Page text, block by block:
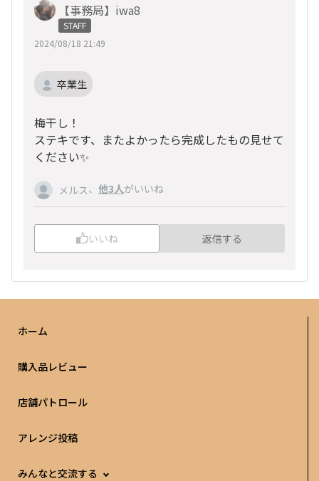
【事務局】iwa8
STAFF
2024/08/18 21:49
卒業生
梅干し！
ステキです、またよかったら完成したもの見せて
ください✨
メルス、 他3人がいいね
いいね 返信する
ホーム
購入品レビュー
店舗パトロール
アレンジ投稿
みんなと交流する